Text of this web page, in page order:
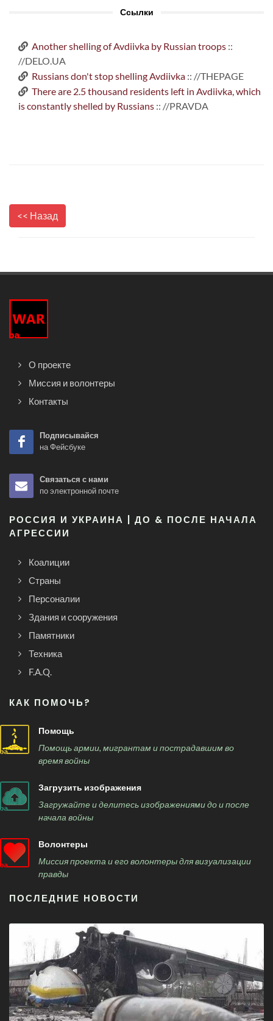
Ссылки
Another shelling of Avdiivka by Russian troops ::
//DELO.UA
Russians don't stop shelling Avdiivka :: //THEPAGE
There are 2.5 thousand residents left in Avdiivka, which
is constantly shelled by Russians :: //PRAVDA
<< Назад
О проекте
Миссия и волонтеры
Контакты
Подписывайся
на Фейсбуке
Связаться с нами
по электронной почте
РОССИЯ И УКРАИНА | ДО & ПОСЛЕ НАЧАЛА
АГРЕССИИ
Коалиции
Страны
Персоналии
Здания и сооружения
Памятники
Техника
F.A.Q.
КАК ПОМОЧЬ?
Помощь
Помощь армии, мигрантам и пострадавшим во
время войны
Загрузить изображения
Загружайте и делитесь изображениями до и после
начала войны
Волонтеры
Миссия проекта и его волонтеры для визуализации
правды
ПОСЛЕДНИЕ НОВОСТИ